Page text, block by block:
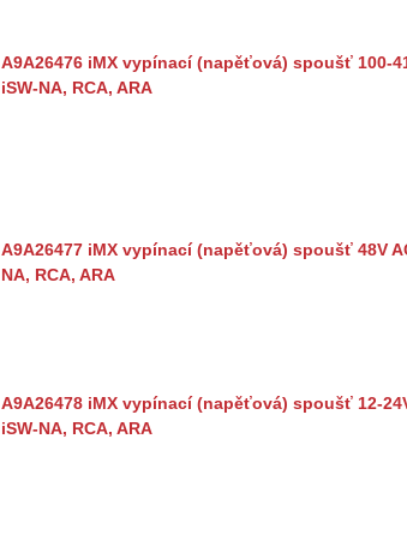
A9A26476 iMX vypínací (napěťová) spoušť 100-
iSW-NA, RCA, ARA
A9A26477 iMX vypínací (napěťová) spoušť 48V
NA, RCA, ARA
A9A26478 iMX vypínací (napěťová) spoušť 12-
iSW-NA, RCA, ARA